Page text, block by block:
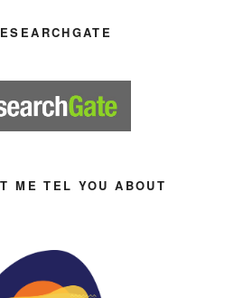
ME TEL YOU ABOUT